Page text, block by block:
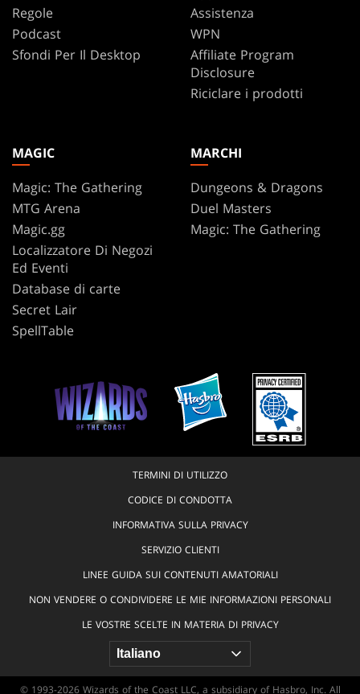
Regole
Podcast
Sfondi Per Il Desktop
Assistenza
WPN
Affiliate Program
Disclosure
Riciclare i prodotti
MAGIC
Magic: The Gathering
MTG Arena
Magic.gg
Localizzatore Di Negozi
Ed Eventi
Database di carte
Secret Lair
SpellTable
MARCHI
Dungeons & Dragons
Duel Masters
Magic: The Gathering
TERMINI DI UTILIZZO
CODICE DI CONDOTTA
INFORMATIVA SULLA PRIVACY
SERVIZIO CLIENTI
LINEE GUIDA SUI CONTENUTI AMATORIALI
NON VENDERE O CONDIVIDERE LE MIE INFORMAZIONI PERSONALI
LE VOSTRE SCELTE IN MATERIA DI PRIVACY
© 1993-2026 Wizards of the Coast LLC, a subsidiary of Hasbro, Inc. All